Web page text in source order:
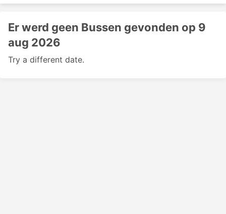
Er werd geen Bussen gevonden op 9
aug 2026
Try a different date.